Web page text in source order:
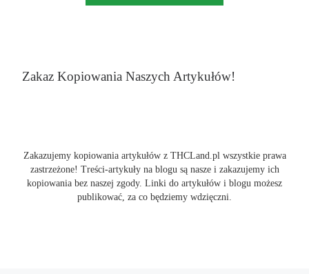
Zakaz Kopiowania Naszych Artykułów!
Zakazujemy kopiowania artykułów z THCLand.pl wszystkie prawa
zastrzeżone! Treści-artykuły na blogu są nasze i zakazujemy ich
kopiowania bez naszej zgody. Linki do artykułów i blogu możesz
publikować, za co będziemy wdzięczni.